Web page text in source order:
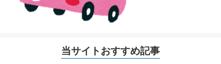
当サイトおすすめ記事